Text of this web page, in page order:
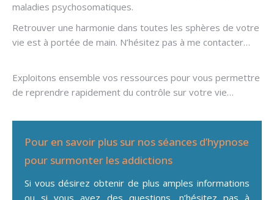
maladies psychosomatiques.
Retrouver une harmonie dans toutes les sphères de votre
vie est à portée de main. N’hésitez pas à me contacter…
Exploitons ensemble vos ressources pour vous permettre
de reprendre rapidement du contrôle sur votre vie…
Pour en savoir plus sur nos séances d’hypnose
pour surmonter les addictions
Si vous désirez obtenir de plus amples informations